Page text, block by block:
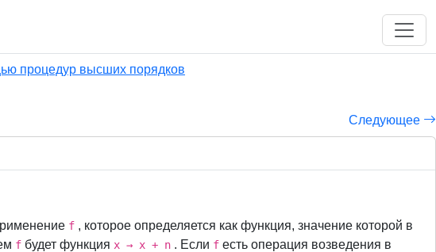
процедур высших порядков
Следующее
f , которое определяется как функция, значение которой в
f будет функция x → x + n . Если f есть операция возведения в